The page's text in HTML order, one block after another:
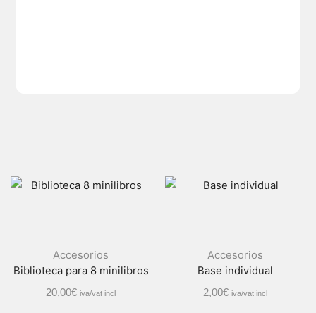
Accesorios
Biblioteca para 8 minilibros
20,00€ iva/vat incl
Accesorios
Base individual
2,00€ iva/vat incl